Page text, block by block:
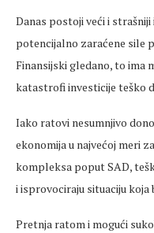
Danas postoji veći i
potencijalno zaraćene sile
Finansijski gledano, to ima
katastrofi investicije teško
Iako ratovi nesumnjivo
ekonomija u najvećoj meri
kompleksa poput SAD,
i isprovociraju situaciju
Pretnja ratom i mogući